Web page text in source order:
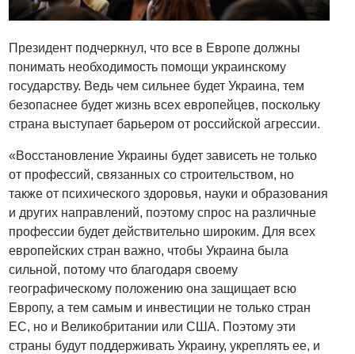
Президент подчеркнул, что все в Европе должны
понимать необходимость помощи украинскому
государству. Ведь чем сильнее будет Украина, тем
безопаснее будет жизнь всех европейцев, поскольку
страна выступает барьером от российской агрессии.
«Восстановление Украины будет зависеть не только
от профессий, связанных со строительством, но
также от психического здоровья, науки и образования
и других направлений, поэтому спрос на различные
профессии будет действительно широким. Для всех
европейских стран важно, чтобы Украина была
сильной, потому что благодаря своему
географическому положению она защищает всю
Европу, а тем самым и инвестиции не только стран
ЕС, но и Великобритании или США. Поэтому эти
страны будут поддерживать Украину, укреплять ее, и